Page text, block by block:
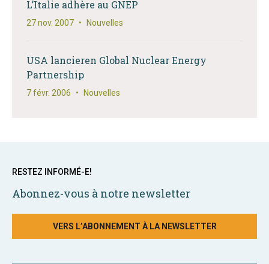
L’Italie adhère au GNEP
27 nov. 2007 • Nouvelles
USA lancieren Global Nuclear Energy
Partnership
7 févr. 2006 • Nouvelles
RESTEZ INFORMÉ-E!
Abonnez-vous à notre newsletter
VERS L’ABONNEMENT À LA NEWSLETTER